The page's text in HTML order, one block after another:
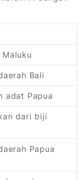
Bali
adat Papua
dari biji
Papua